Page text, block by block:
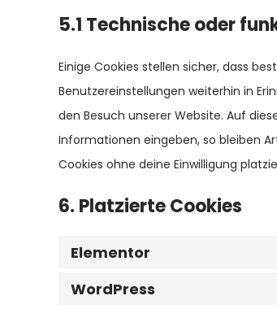
5.1 Technische oder
Einige Cookies stellen sicher, dass
Benutzereinstellungen weiterhin in
den Besuch unserer Website. Auf
Informationen eingeben, so bleiben
Cookies ohne deine Einwilligung
6. Platzierte Cookies
Elementor
WordPress